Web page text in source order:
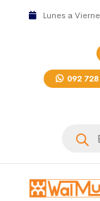
Lunes a
092